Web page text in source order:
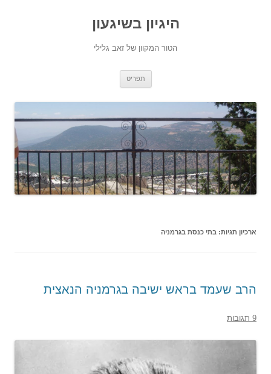
היגיון בשיגעון
הטור המקוון של זאב גלילי
תפריט
ארכיון תגיות: בתי כנסת בגרמניה
הרב שעמד בראש ישיבה בגרמניה הנאצית
9 תגובות